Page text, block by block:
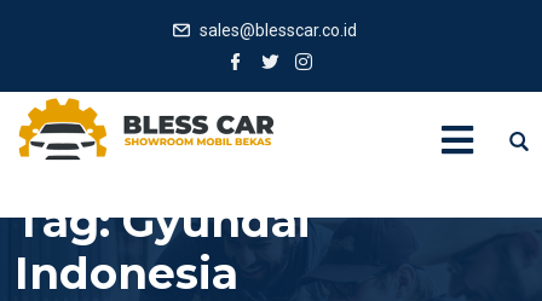
sales@blesscar.co.id
Tag:Gyundai
Indonesia